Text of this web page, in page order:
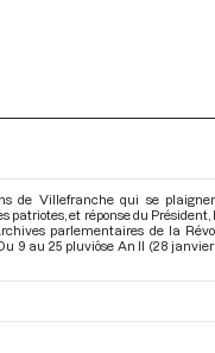
de Villefranche qui se
patriotes, et réponse du Président,
parlementaires de la
9 au 25 pluviôse An II (28 janvier